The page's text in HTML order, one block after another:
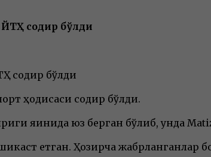
содир бўлди
содир бўлди
ҳодисаси содир бўлди.
яқинида юз берган бўлиб, унда
етган. Ҳозирча жабрланганлар